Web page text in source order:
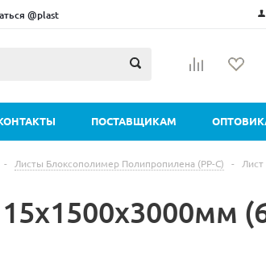
@plast
ПОСТАВЩИКАМ
- Листы Блоксополимер Полипропилена (РР-С) -